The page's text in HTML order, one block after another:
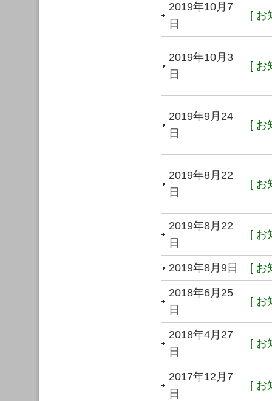
2019年10月7
日
[ お
2019年10月3
日
[ お
2019年9月24
日
[ お
2019年8月22
日
[ お
2019年8月22
日
[ お
2019年8月9日 [ お
2018年6月25
日
[ お
2018年4月27
日
[ お
2017年12月7
日
[ お